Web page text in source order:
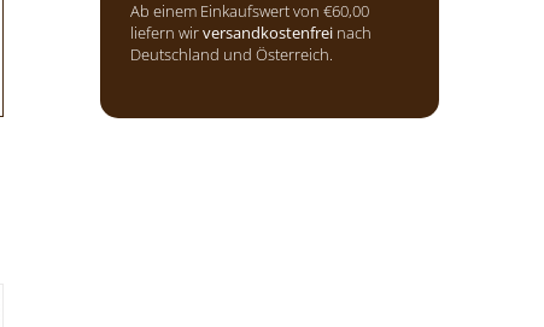
Ab einem Einkaufswert von €60,00
liefern wirversandkostenfrei nach
Deutschland und Österreich.